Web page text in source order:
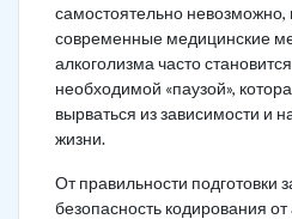
самостоятельно
современные медицинские
алкоголизма часто
необходимой «паузой»,
вырваться из зависимости и
жизни.
От правильности подготовки
безопасность кодирования